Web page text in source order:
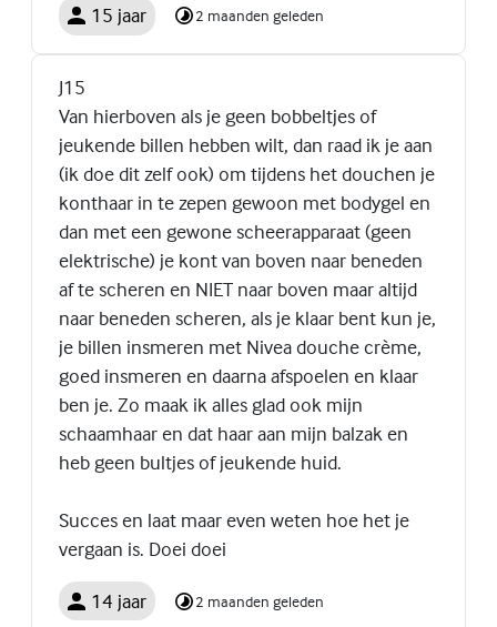
15 jaar 2 maanden geleden
J15
Van hierboven als je geen bobbeltjes of
jeukende billen hebben wilt, dan raad ik je aan
(ik doe dit zelf ook) om tijdens het douchen je
konthaar in te zepen gewoon met bodygel en
dan met een gewone scheerapparaat (geen
elektrische) je kont van boven naar beneden
af te scheren en NIET naar boven maar altijd
naar beneden scheren, als je klaar bent kun je,
je billen insmeren met Nivea douche crème,
goed insmeren en daarna afspoelen en klaar
ben je. Zo maak ik alles glad ook mijn
schaamhaar en dat haar aan mijn balzak en
heb geen bultjes of jeukende huid.
Succes en laat maar even weten hoe het je
vergaan is. Doei doei
14 jaar 2 maanden geleden